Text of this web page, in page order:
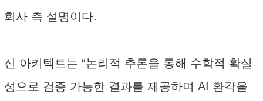
회사 측 설명이다.
신 아키텍트는 “논리적 추론을 통해 수학적 확실
성으로 검증 가능한 결과를 제공하며 AI 환각을